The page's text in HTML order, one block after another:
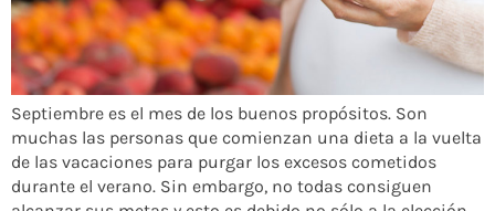
Septiembre es el mes de los buenos propósitos. Son
muchas las personas que comienzan una dieta a la vuelta
de las vacaciones para purgar los excesos cometidos
durante el verano. Sin embargo, no todas consiguen